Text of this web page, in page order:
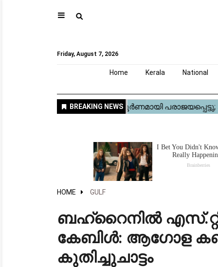
⚲
Friday, August 7, 2026
Home Kerala National
HOME GULF
ബഹ്‌റൈനിൽ
കേബിൾ: ആഗോള
കുതിച്ചുചാട്ടം